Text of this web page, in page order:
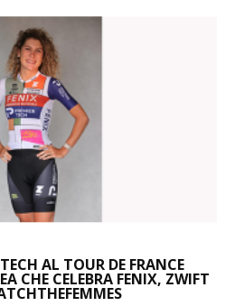
AL TOUR DE FRANCE
CHE CELEBRA FENIX, ZWIFT